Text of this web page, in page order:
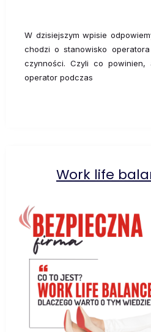
W dzisiejszym wpisie
chodzi o stanowisko
czynności. Czyli co
operator podczas
Work life